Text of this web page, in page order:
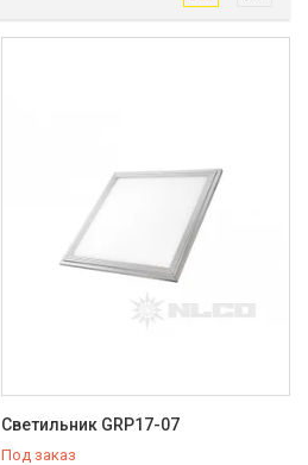
Светильник GRP17-07
Под заказ